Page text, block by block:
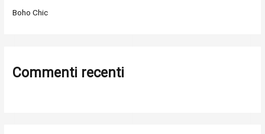
Boho Chic
Commenti recenti